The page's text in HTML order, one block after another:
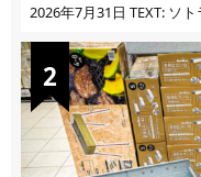
2026年7月31日 TEXT: ソ